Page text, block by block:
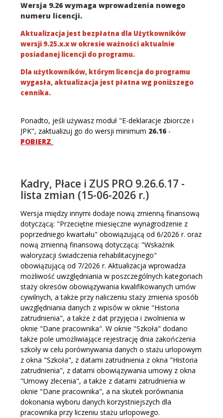
Wersja 9.26 wymaga wprowadzenia nowego
numeru licencji.
Aktualizacja jest bezpłatna dla Użytkowników
wersji 9.25.x.x w okresie ważności aktualnie
posiadanej licencji do programu.
Dla użytkowników, którym licencja do programu
wygasła, aktualizacja jest płatna wg poniższego
cennika.
Ponadto, jeśli używasz moduł "E-deklaracje zbiorcze i
JPK", zaktualizuj go do wersji minimum 26.16 -
POBIERZ
Kadry, Płace i ZUS PRO 9.26.6.17 -
lista zmian (15-06-2026 r.)
Wersja między innymi dodaje nową zmienną finansową
dotyczącą: "Przeciętne miesięczne wynagrodzenie z
poprzedniego kwartału" obowiązującą od 6/2026 r. oraz
nową zmienną finansową dotyczącą: "Wskaźnik
waloryzacji świadczenia rehabilitacyjnego"
obowiązującą od 7/2026 r. Aktualizacja wprowadza
możliwość uwzględniania w poszczególnych kategoriach
staży okresów obowiązywania kwalifikowanych umów
cywilnych, a także przy naliczeniu staży zmienia sposób
uwzględniania danych z wpisów w oknie "Historia
zatrudnienia", a także z dat przyjęcia i zwolnienia w
oknie "Dane pracownika". W oknie "Szkoła" dodano
także pole umożliwiające rejestrację dnia zakończenia
szkoły w celu porównywania danych o stażu urlopowym
z okna "Szkoła", z datami zatrudnienia z okna "Historia
zatrudnienia", z datami obowiązywania umowy z okna
"Umowy zlecenia", a także z datami zatrudnienia w
oknie "Dane pracownika", a na skutek porównania
dokonania wyboru danych korzystniejszych dla
pracownika przy liczeniu stażu urlopowego.